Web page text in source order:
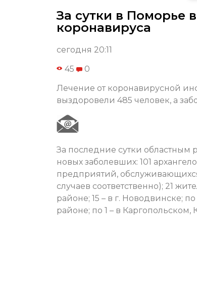
За сутки в Поморье
коронавируса
сегодня 20:11
45 0
Лечение от коронавирусной
выздоровели 485 человек, а
За последние сутки областным
новых заболевших: 101
предприятий,
случаев соответственно); 21
районе; 15 – в г. Новодвинске;
районе; по 1 – в